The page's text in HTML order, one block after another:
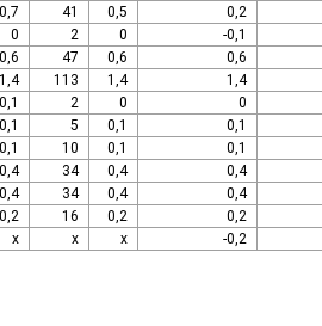
0,7 41 0,5 0,2
0 2 0 -0,1
0,6 47 0,6 0,6
1,4 113 1,4 1,4
0,1 2 0 0
0,1 5 0,1 0,1
0,1 10 0,1 0,1
0,4 34 0,4 0,4
0,4 34 0,4 0,4
0,2 16 0,2 0,2
x x x -0,2